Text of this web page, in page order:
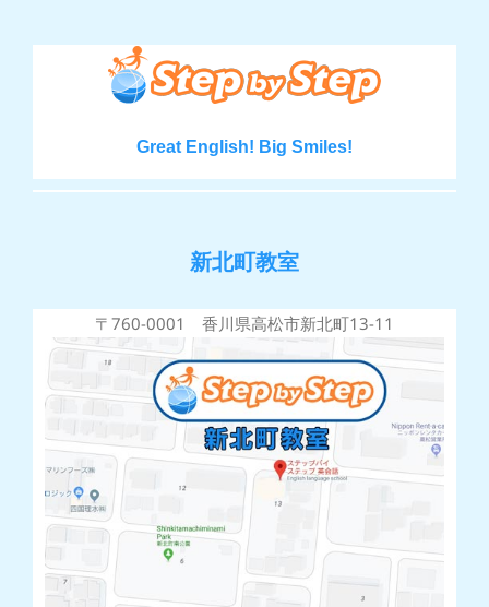
Great English! Big Smiles!
新北町教室
〒760-0001 香川県高松市新北町13-11